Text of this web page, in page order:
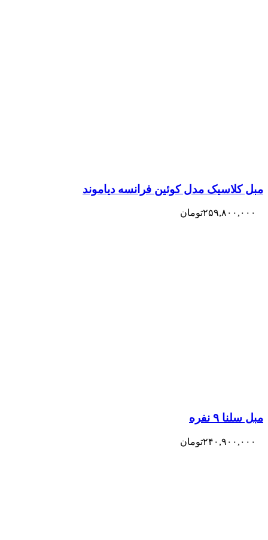
مبل کلاسیک مدل کوئین فرانسه دیاموند
۲۵۹,۸۰۰,۰۰۰تومان
مبل سلنا ۹ نفره
۲۴۰,۹۰۰,۰۰۰تومان